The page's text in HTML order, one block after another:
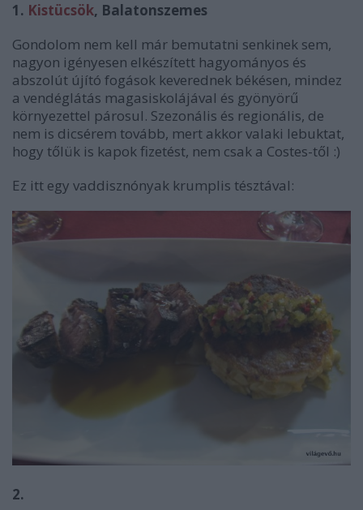
1. Kistücsök, Balatonszemes
Gondolom nem kell már bemutatni senkinek sem,
nagyon igényesen elkészített hagyományos és
abszolút újító fogások keverednek békésen, mindez
a vendéglátás magasiskolájával és gyönyörű
környezettel párosul. Szezonális és regionális, de
nem is dicsérem tovább, mert akkor valaki lebuktat,
hogy tőlük is kapok fizetést, nem csak a Costes-től :)
Ez itt egy vaddisznónyak krumplis tésztával:
2.